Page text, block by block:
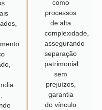
como
processos
de alta
complexidade,
assegurando
separação
patrimonial
sem
prejuízos,
garantia
do vínculo